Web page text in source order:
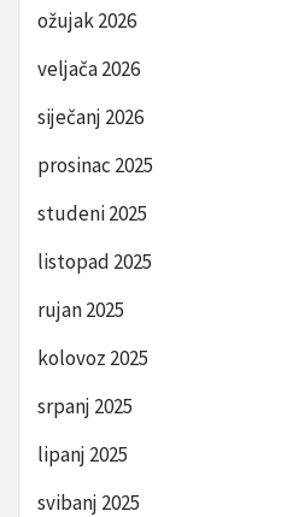
ožujak 2026
veljača 2026
siječanj 2026
prosinac 2025
studeni 2025
listopad 2025
rujan 2025
kolovoz 2025
srpanj 2025
lipanj 2025
svibanj 2025